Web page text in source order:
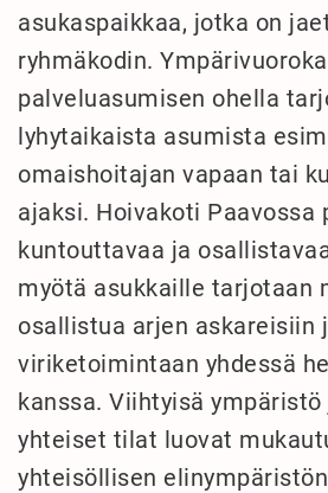
asukaspaikkaa, jotka on
ryhmäkodin.
palveluasumisen ohella
lyhytaikaista asumista
omaishoitajan vapaan tai
ajaksi. Hoivakoti Paavossa
kuntouttavaa ja
myötä asukkaille tarjotaan
osallistua arjen askareisiin
viriketoimintaan yhdessä
kanssa. Viihtyisä
yhteiset tilat luovat
yhteisöllisen